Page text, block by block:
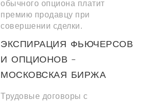
обычного опциона платит
премию продавцу при
совершении сделки.
ЭКСПИРАЦИЯ ФЬЮЧЕРСОВ
И ОПЦИОНОВ –
МОСКОВСКАЯ БИРЖА
Трудовые договоры с